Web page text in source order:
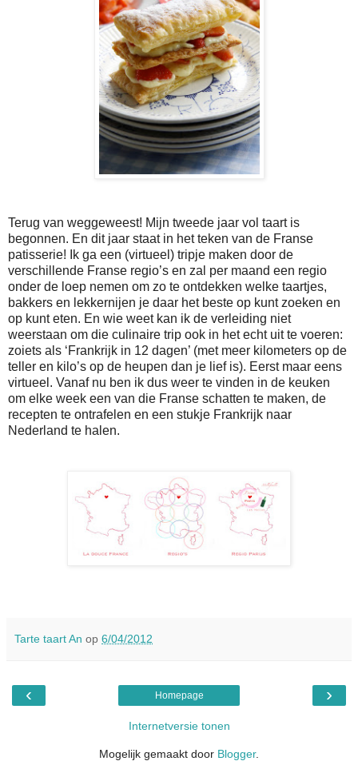
Terug van weggeweest! Mijn tweede jaar vol taart is
begonnen. En dit jaar staat in het teken van de Franse
patisserie! Ik ga een (virtueel) tripje maken door de
verschillende Franse regio’s en zal per maand een regio
onder de loep nemen om zo te ontdekken welke taartjes,
bakkers en lekkernijen je daar het beste op kunt zoeken en
op kunt eten. En wie weet kan ik de verleiding niet
weerstaan om die culinaire trip ook in het echt uit te voeren:
zoiets als ‘Frankrijk in 12 dagen’ (met meer kilometers op de
teller en kilo’s op de heupen dan je lief is). Eerst maar eens
virtueel. Vanaf nu ben ik dus weer te vinden in de keuken
om elke week een van die Franse schatten te maken, de
recepten te ontrafelen en een stukje Frankrijk naar
Nederland te halen.
Tarte taart An op 6/04/2012
‹ ›
Homepage
Internetversie tonen
Mogelijk gemaakt door Blogger.